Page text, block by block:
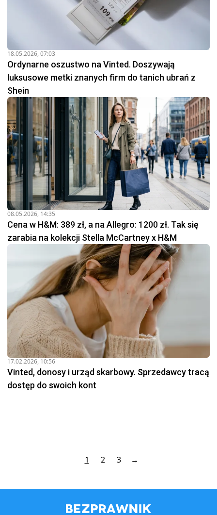
18.05.2026, 07:03
Ordynarne oszustwo na Vinted. Doszywają
luksusowe metki znanych firm do tanich ubrań z
Shein
08.05.2026, 14:35
Cena w H&M: 389 zł, a na Allegro: 1200 zł. Tak się
zarabia na kolekcji Stella McCartney x H&M
17.02.2026, 10:56
Vinted, donosy i urząd skarbowy. Sprzedawcy tracą
dostęp do swoich kont
1 2 3 →